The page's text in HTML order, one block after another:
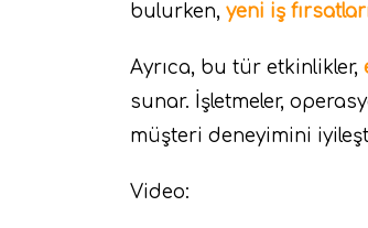
bulurken, yeni iş
Ayrıca, bu tür etkinlikler,
sunar. İşletmeler,
müşteri deneyimini
Video: